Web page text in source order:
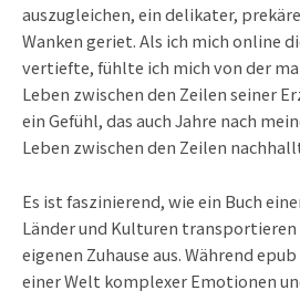
auszugleichen, ein delikater,
Wanken geriet. Als ich mich online
vertiefte, fühlte ich mich von der
Leben zwischen den Zeilen seiner
ein Gefühl, das auch Jahre nach
Leben zwischen den Zeilen
Es ist faszinierend, wie ein Buch
Länder und Kulturen transportieren
eigenen Zuhause aus. Während
einer Welt komplexer Emotionen